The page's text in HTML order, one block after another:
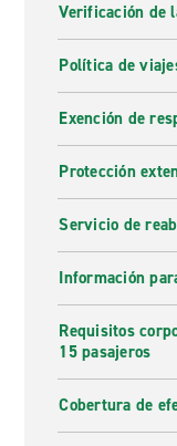
Verificación de
Política de
Exención de
Protección
Servicio de
Información
Requisitos
15 pasajeros
Cobertura de